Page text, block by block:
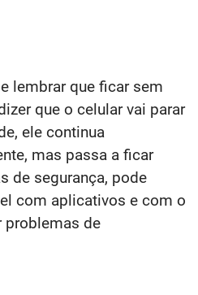
lembrar que ficar sem
que o celular vai parar
ele continua
mas passa a ficar
de segurança, pode
com aplicativos e com o
problemas de